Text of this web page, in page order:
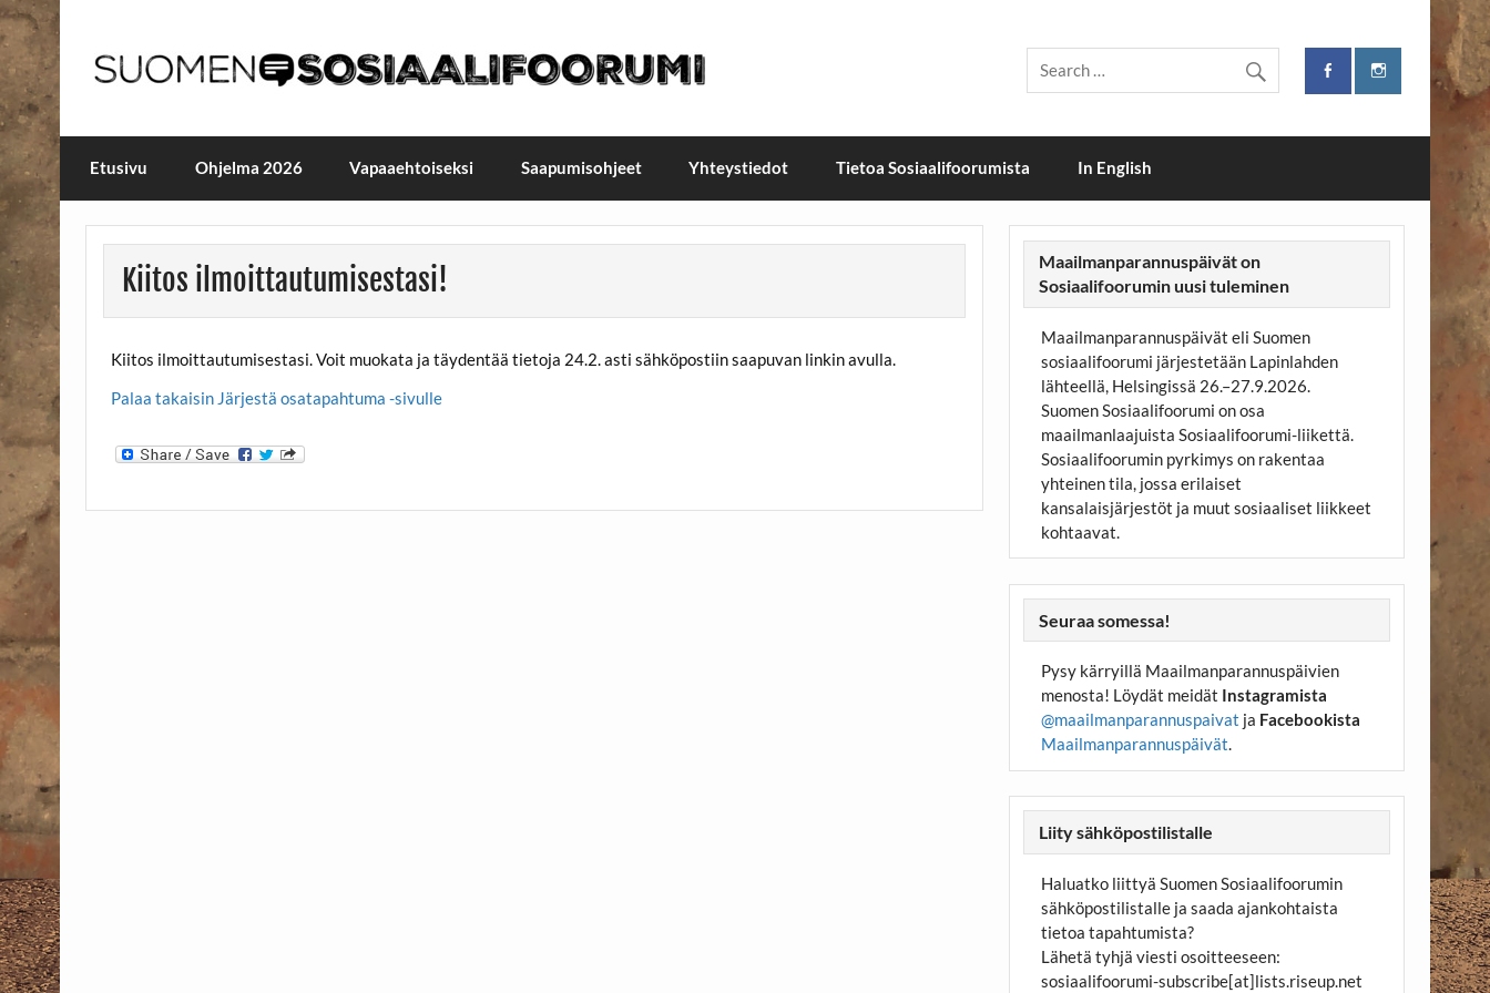
Skip
to
content
Maailmanparannuspäivät / Suomen Sosiaalifoorumi
Maailmanparannuspäivät Lapinlahden Lähteellä, Helsingissä 26.–27.9.2026
Etusivu Ohjelma 2026 Vapaaehtoiseksi Saapumisohjeet Yhteystiedot Tietoa Sosiaalifoorumista In English
Kiitos ilmoittautumisestasi!
Kiitos ilmoittautumisestasi. Voit muokata ja täydentää tietoja 24.2. asti sähköpostiin saapuvan linkin avulla.
Palaa takaisin Järjestä osatapahtuma -sivulle
Maailmanparannuspäivät on
Sosiaalifoorumin uusi tuleminen
Maailmanparannuspäivät eli Suomen
sosiaalifoorumi järjestetään Lapinlahden
lähteellä, Helsingissä 26.–27.9.2026.
Suomen Sosiaalifoorumi on osa
maailmanlaajuista Sosiaalifoorumi-liikettä.
Sosiaalifoorumin pyrkimys on rakentaa
yhteinen tila, jossa erilaiset
kansalaisjärjestöt ja muut sosiaaliset liikkeet
kohtaavat.
Seuraa somessa!
Pysy kärryillä Maailmanparannuspäivien
menosta! Löydät meidät Instagramista
@maailmanparannuspaivat ja Facebookista
Maailmanparannuspäivät.
Liity sähköpostilistalle
Haluatko liittyä Suomen Sosiaalifoorumin
sähköpostilistalle ja saada ajankohtaista
tietoa tapahtumista?
Lähetä tyhjä viesti osoitteeseen:
sosiaalifoorumi-subscribe[at]lists.riseup.net